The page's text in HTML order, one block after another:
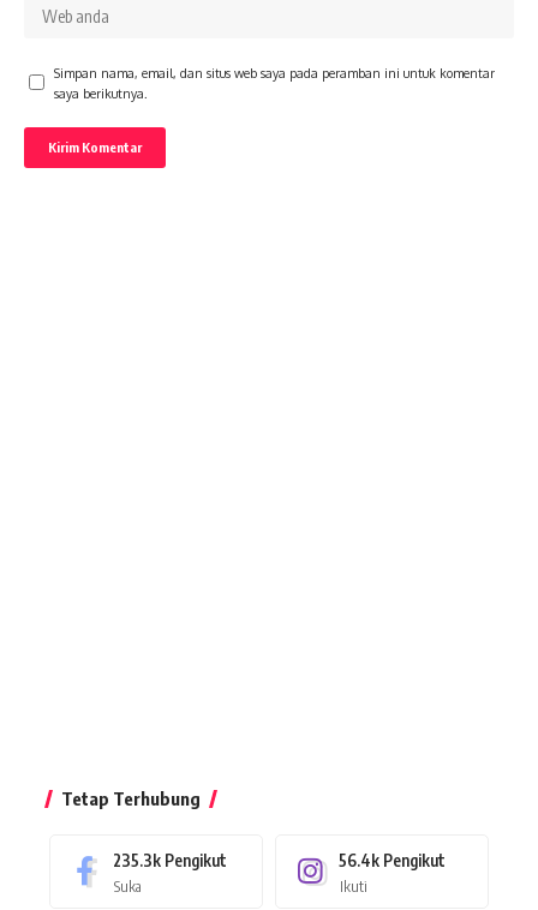
Simpan nama, email, dan situs web saya pada peramban ini untuk komentar
saya berikutnya.
Tetap Terhubung
235.3k Pengikut
Suka
56.4k Pengikut
Ikuti